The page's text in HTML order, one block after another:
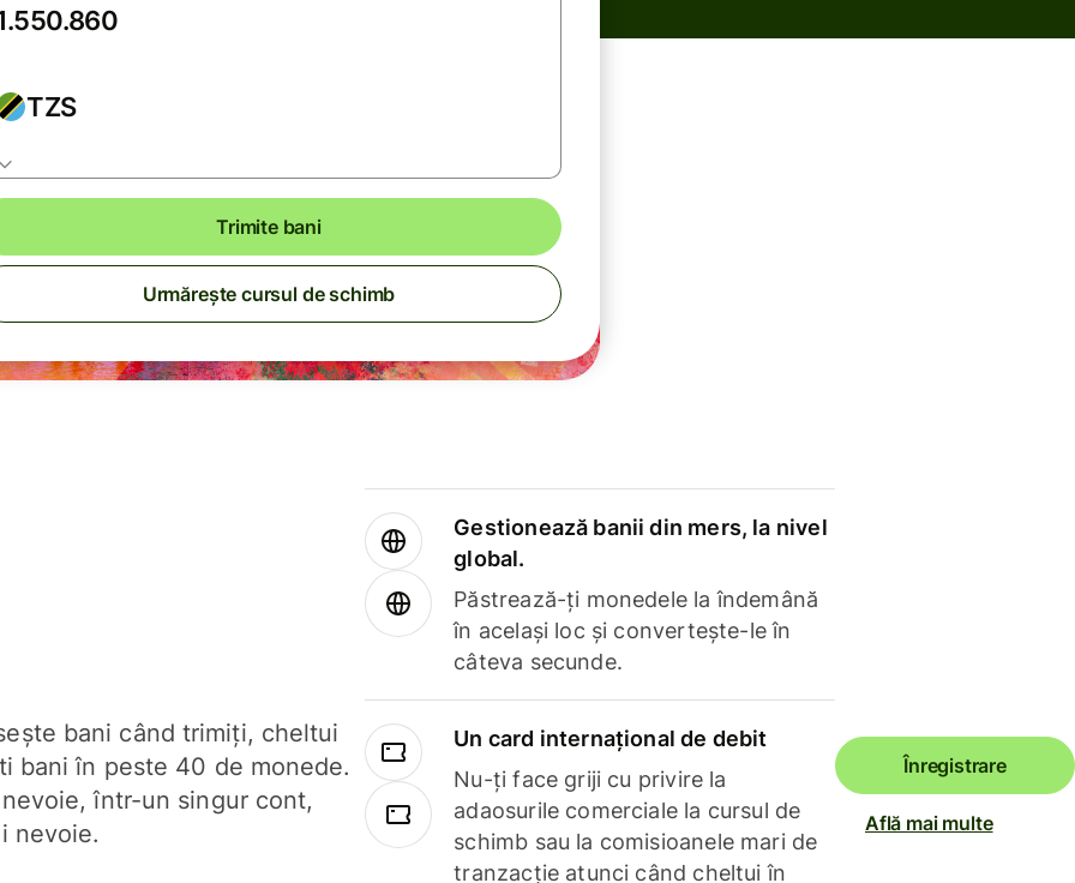
TZS
Trimite bani
Urmărește cursul de schimb
bani când trimiți, cheltui
bani în peste 40 de monede.
într-un singur cont,
nevoie.
Gestionează banii din mers, la nivel
global.
Păstrează-ți monedele la îndemână
în același loc și convertește-le în
câteva secunde.
Un card internațional de debit
Nu-ți face griji cu privire la
adaosurile comerciale la cursul de
schimb sau la comisioanele mari de
tranzacție atunci când cheltui în
Înregistrare
Află mai multe